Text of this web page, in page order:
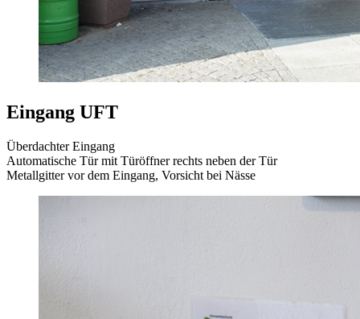
Eingang UFT
Überdachter Eingang
Automatische Tür mit Türöffner rechts neben der Tür
Metallgitter vor dem Eingang, Vorsicht bei Nässe